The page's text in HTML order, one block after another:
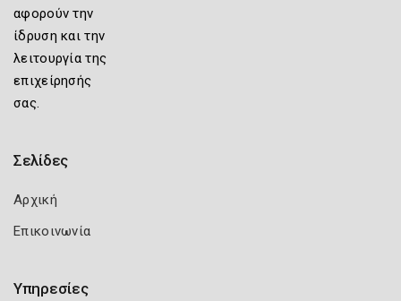
αφορούν την
ίδρυση και την
λειτουργία της
επιχείρησής
σας.
Σελίδες
Αρχική
Επικοινωνία
Υπηρεσίες